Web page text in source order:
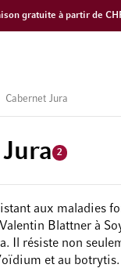
gratuite à partir de
Cabernet Jura
2
aux maladies
Blattner à
Il résiste non
et au botrytis.